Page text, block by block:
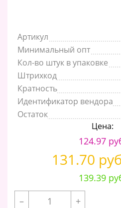
Артикул
Минимальный опт
Кол-во штук в упаковке
Штрихкод
Кратность
Идентификатор вендора
Остаток
Цена:
124.97
131.70
139.39
–
+